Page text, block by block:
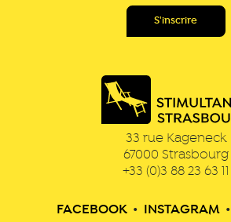
33 rue Kageneck
67000 Strasbourg
+33 (0)3 88 23 63 11
FACEBOOK • INSTAGRAM •